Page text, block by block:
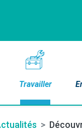
Travailler